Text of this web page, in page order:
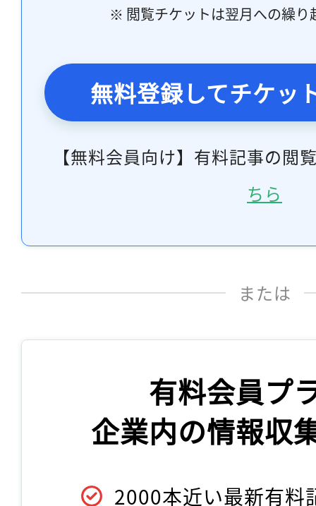
※ 閲覧チケットは翌月への繰り
無料登録してチケッ
【無料会員向け】有料記事の閲
ちら
または
有料会員プ
企業内の情報収
2000本近い最新有料